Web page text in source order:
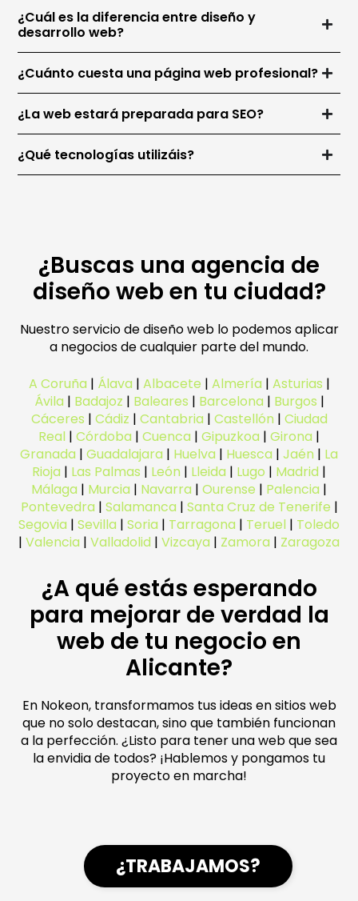
¿Cuál es la diferencia entre diseño y
desarrollo web?
¿Cuánto cuesta una página web profesional?
¿La web estará preparada para SEO?
¿Qué tecnologías utilizáis?
¿Buscas una agencia de
diseño web en tu ciudad?
Nuestro servicio de diseño web lo podemos aplicar
a negocios de cualquier parte del mundo.
A Coruña | Álava | Albacete | Almería | Asturias |
Ávila | Badajoz | Baleares | Barcelona | Burgos |
Cáceres | Cádiz | Cantabria | Castellón | Ciudad
Real | Córdoba | Cuenca | Gipuzkoa | Girona |
Granada | Guadalajara | Huelva | Huesca | Jaén | La
Rioja | Las Palmas | León | Lleida | Lugo | Madrid |
Málaga | Murcia | Navarra | Ourense | Palencia |
Pontevedra | Salamanca | Santa Cruz de Tenerife |
Segovia | Sevilla | Soria | Tarragona | Teruel | Toledo
| Valencia | Valladolid | Vizcaya | Zamora | Zaragoza
¿A qué estás esperando
para mejorar de verdad la
web de tu negocio en
Alicante?
En Nokeon, transformamos tus ideas en sitios web
que no solo destacan, sino que también funcionan
a la perfección. ¿Listo para tener una web que sea
la envidia de todos? ¡Hablemos y pongamos tu
proyecto en marcha!
¿TRABAJAMOS?